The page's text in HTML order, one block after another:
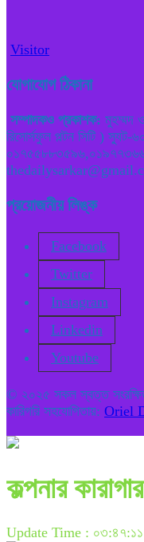
Visitor
যোগাযোগ ঠিকানা
সম্পাদকও প্রকাশক: মুহম্মদ
রিসোর্সফুল পল্টন সিটি ) স্যুট-
প্রয়োজনীয় লিঙ্ক
Facebook
Twitter
Instagram
Linkedin
Youtube
© ২০২৫ সকল স্বত্ত
কারিগরি সহযোগিতায়: Oriel
কল্পনার
Update Time : ০৩:৪৭:১১